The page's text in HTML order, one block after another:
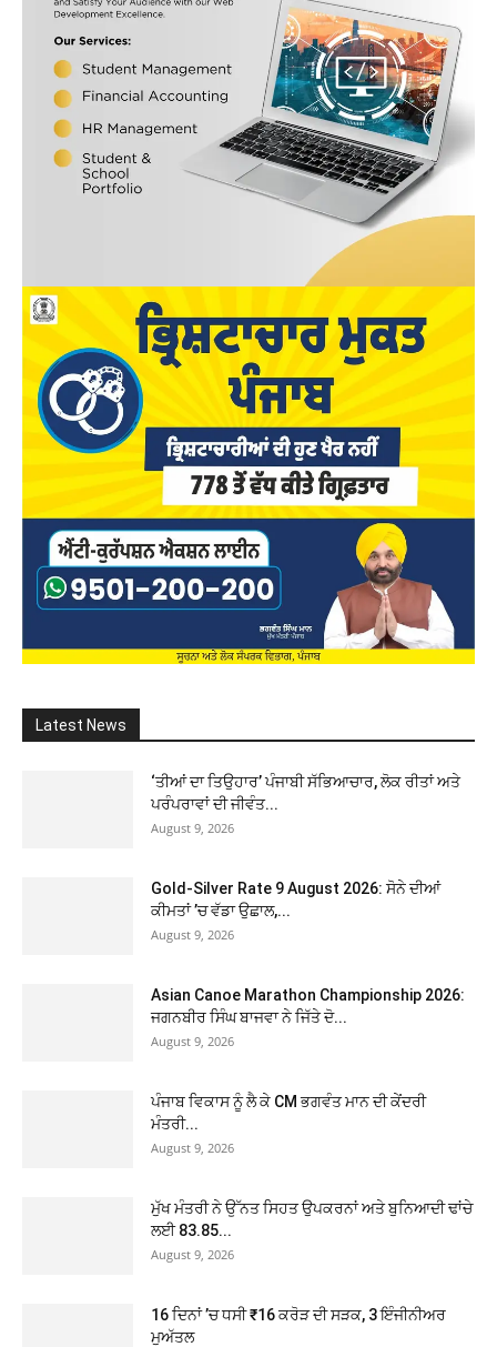
Latest News
‘ਤੀਆਂ ਦਾ ਤਿਉਹਾਰ’ ਪੰਜਾਬੀ ਸੱਭਿਆਚਾਰ, ਲੋਕ ਰੀਤਾਂ ਅਤੇ
ਪਰੰਪਰਾਵਾਂ ਦੀ ਜੀਵੰਤ...
August 9, 2026
Gold-Silver Rate 9 August 2026: ਸੋਨੇ ਦੀਆਂ
ਕੀਮਤਾਂ ’ਚ ਵੱਡਾ ਉਛਾਲ,...
August 9, 2026
Asian Canoe Marathon Championship 2026:
ਜਗਨਬੀਰ ਸਿੰਘ ਬਾਜਵਾ ਨੇ ਜਿੱਤੇ ਦੋ...
August 9, 2026
ਪੰਜਾਬ ਵਿਕਾਸ ਨੂੰ ਲੈ ਕੇ CM ਭਗਵੰਤ ਮਾਨ ਦੀ ਕੇਂਦਰੀ
ਮੰਤਰੀ...
August 9, 2026
ਮੁੱਖ ਮੰਤਰੀ ਨੇ ਉੱਨਤ ਸਿਹਤ ਉਪਕਰਨਾਂ ਅਤੇ ਬੁਨਿਆਦੀ ਢਾਂਚੇ
ਲਈ 83.85...
August 9, 2026
16 ਦਿਨਾਂ ’ਚ ਧਸੀ ₹16 ਕਰੋੜ ਦੀ ਸੜਕ, 3 ਇੰਜੀਨੀਅਰ
ਮੁਅੱਤਲ